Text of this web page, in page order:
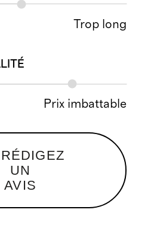
Trop long
Prix imbattable
RÉDIGEZ
UN
AVIS